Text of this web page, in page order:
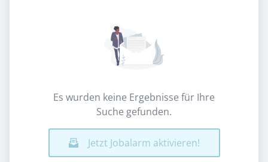
Es wurden keine Ergebnisse für Ihre
Suche gefunden.
Jetzt Jobalarm aktivieren!